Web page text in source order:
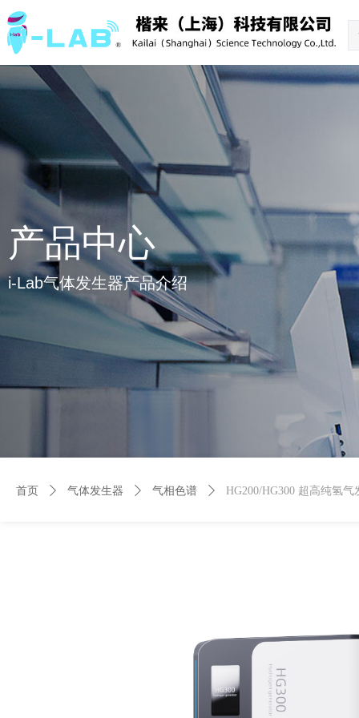
首页 ꄲ 气体发生器 ꄲ 气相色谱 ꄲ HG200/HG300 超高纯氢气
产品中心
i-Lab气体发生器产品介绍